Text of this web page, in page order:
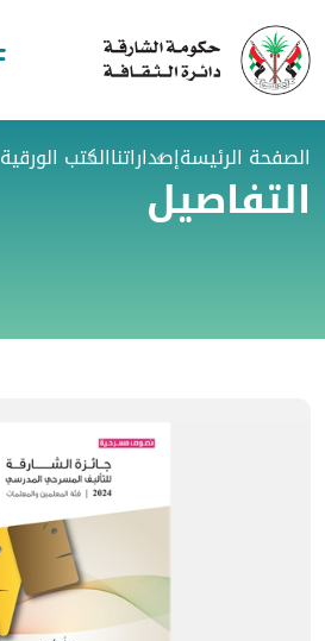
الصفحة الرئيسةإصداراتناالكتب الورقية
التفاصيل